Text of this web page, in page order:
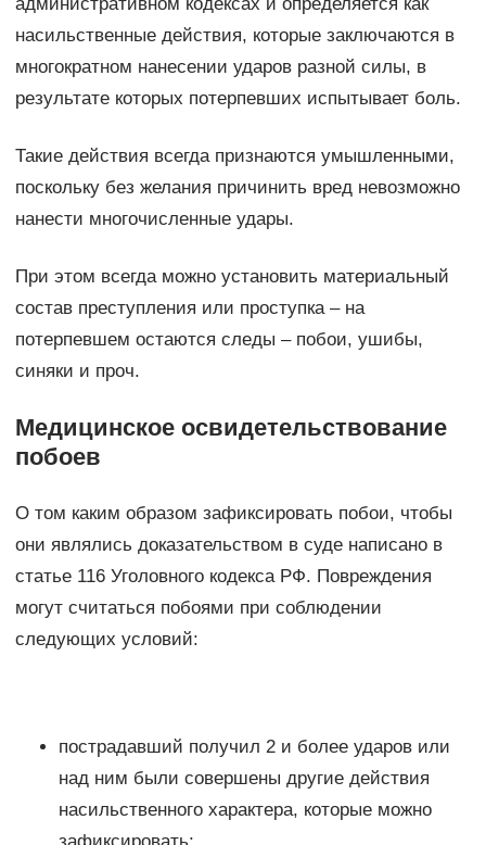
административном кодексах и определяется как
насильственные действия, которые заключаются в
многократном нанесении ударов разной силы, в
результате которых потерпевших испытывает боль.
Такие действия всегда признаются умышленными,
поскольку без желания причинить вред невозможно
нанести многочисленные удары.
При этом всегда можно установить материальный
состав преступления или проступка – на
потерпевшем остаются следы – побои, ушибы,
синяки и проч.
Медицинское освидетельствование
побоев
О том каким образом зафиксировать побои, чтобы
они являлись доказательством в суде написано в
статье 116 Уголовного кодекса РФ. Повреждения
могут считаться побоями при соблюдении
следующих условий:
пострадавший получил 2 и более ударов или
над ним были совершены другие действия
насильственного характера, которые можно